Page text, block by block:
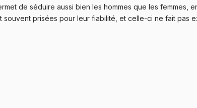
de séduire aussi bien les hommes que les
souvent prisées pour leur fiabilité, et celle-ci ne fait pas